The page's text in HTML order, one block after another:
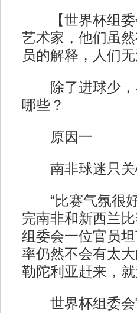
【世界杯组委
艺术家，他们虽
员的解释，人们
除了进球少，
哪些？
原因一
南非球迷只关
“比赛气氛很好
完南非和新西兰
组委会一位官员
率仍然不会有太
勒陀利亚赶来，
世界杯组委会